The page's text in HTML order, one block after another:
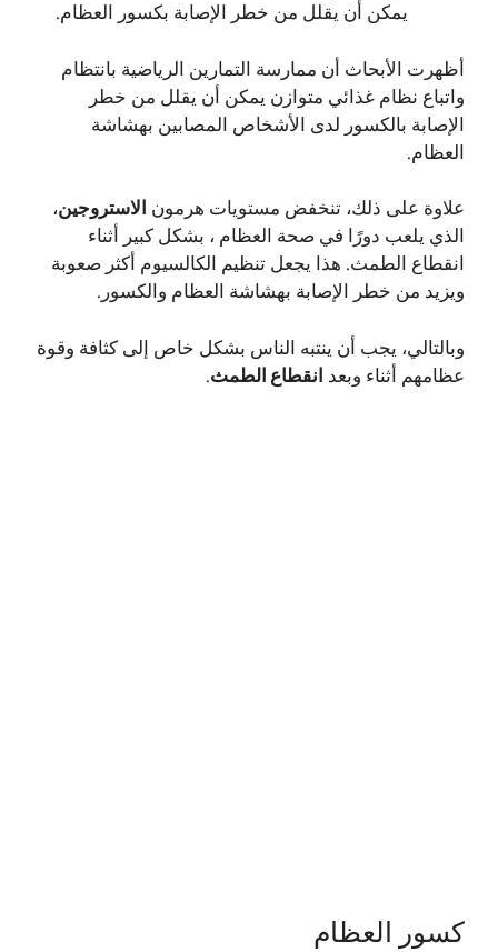
يمكن أن يقلل من خطر الإصابة بكسور العظام.
أظهرت الأبحاث أن ممارسة التمارين الرياضية بانتظام
واتباع نظام غذائي متوازن يمكن أن يقلل من خطر
الإصابة بالكسور لدى الأشخاص المصابين بهشاشة
العظام.
علاوة على ذلك، تنخفض مستويات هرمون الاستروجين،
الذي يلعب دورًا في صحة العظام ، بشكل كبير أثناء
انقطاع الطمث. هذا يجعل تنظيم الكالسيوم أكثر صعوبة
ويزيد من خطر الإصابة بهشاشة العظام والكسور.
وبالتالي، يجب أن ينتبه الناس بشكل خاص إلى كثافة وقوة
عظامهم أثناء وبعد انقطاع الطمث.
كسور العظام